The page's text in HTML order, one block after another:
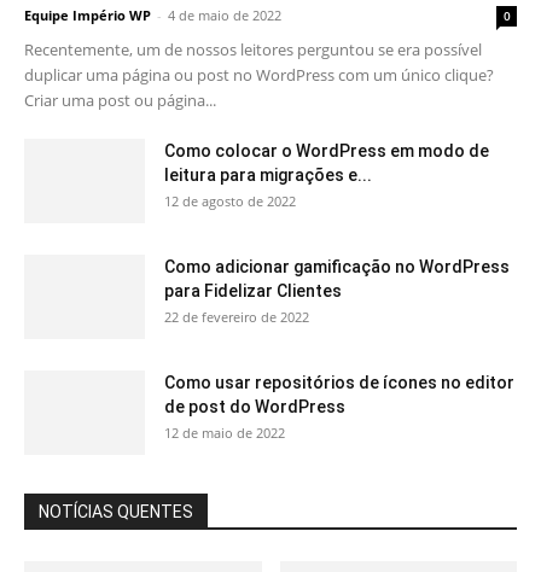
Equipe Império WP - 4 de maio de 2022 0
Recentemente, um de nossos leitores perguntou se era possível
duplicar uma página ou post no WordPress com um único clique?
Criar uma post ou página...
Como colocar o WordPress em modo de
leitura para migrações e...
12 de agosto de 2022
Como adicionar gamificação no WordPress
para Fidelizar Clientes
22 de fevereiro de 2022
Como usar repositórios de ícones no editor
de post do WordPress
12 de maio de 2022
NOTÍCIAS QUENTES